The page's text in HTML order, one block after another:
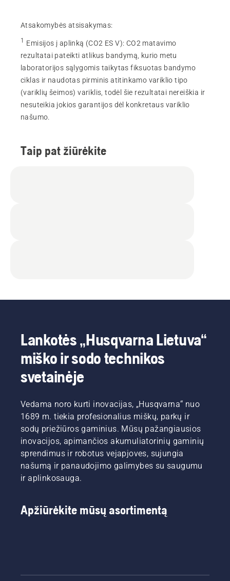
Atsakomybės atsisakymas:
1 Emisijos į aplinką (CO2 ES V): CO2 matavimo
rezultatai pateikti atlikus bandymą, kurio metu
laboratorijos sąlygomis taikytas fiksuotas bandymo
ciklas ir naudotas pirminis atitinkamo variklio tipo
(variklių šeimos) variklis, todėl šie rezultatai nereiškia ir
nesuteikia jokios garantijos dėl konkretaus variklio
našumo.
Taip pat žiūrėkite
Lankotės „Husqvarna Lietuva“
miško ir sodo technikos
svetainėje
Vedama noro kurti inovacijas, „Husqvarna“ nuo
1689 m. tiekia profesionalius miškų, parkų ir
sodų priežiūros gaminius. Mūsų pažangiausios
inovacijos, apimančios akumuliatorinių gaminių
sprendimus ir robotus vejapjoves, sujungia
našumą ir panaudojimo galimybes su saugumu
ir aplinkosauga.
Apžiūrėkite mūsų asortimentą